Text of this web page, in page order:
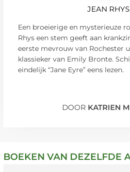
JEAN RHYS
Een broeierige en mysterieuze
Rhys een stem geeft aan
eerste mevrouw van Rochester
klassieker van Emily Bronte.
eindelijk “Jane Eyre” eens lezen.
DOOR KATRIEN
BOEKEN VAN DEZELFDE